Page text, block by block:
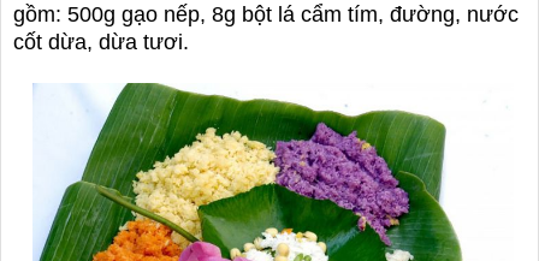
gồm: 500g gạo nếp, 8g bột lá cẩm tím, đường, nước
cốt dừa, dừa tươi.